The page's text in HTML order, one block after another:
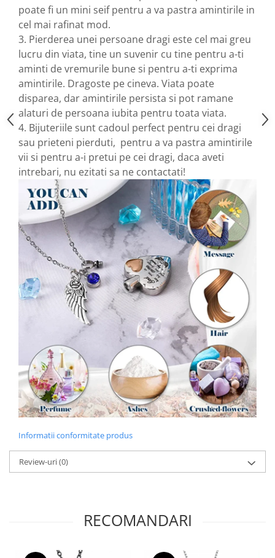
poate fi un mini seif pentru a va pastra amintirile in
cel mai rafinat mod.
3. Pierderea unei persoane dragi este cel mai greu
lucru din viata, tine un suvenir cu tine pentru a-ti
aminti de vremurile bune si pentru a-ti exprima
amintirile. Dragoste pe cineva. Viata poate
disparea, dar amintirile persista si pot ramane
alaturi de persoana iubita pentru toata viata.
4. Bijuteriile sunt cadoul perfect pentru cei dragi
sau prieteni pierduti, pentru a va pastra amintirile
vii si pentru a-i pretui pe cei dragi, daca aveti
intrebari, nu ezitati sa ne contactati!
Informatii conformitate produs
Review-uri(0)
RECOMANDARI